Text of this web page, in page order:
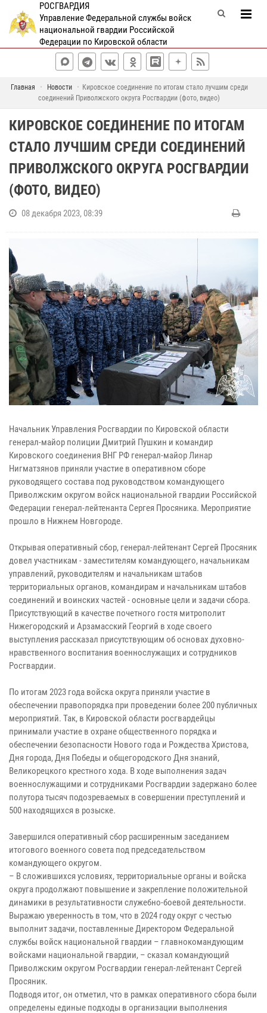
РОСГВАРДИЯ
Управление Федеральной службы войск
национальной гвардии Российской
Федерации по Кировской области
Главная Новости
Кировское соединение по итогам стало лучшим среди
соединений Приволжского округа Росгвардии (фото, видео)
КИРОВСКОЕ СОЕДИНЕНИЕ ПО ИТОГАМ
СТАЛО ЛУЧШИМ СРЕДИ СОЕДИНЕНИЙ
ПРИВОЛЖСКОГО ОКРУГА РОСГВАРДИИ
(ФОТО, ВИДЕО)
08 декабря 2023, 08:39
Начальник Управления Росгвардии по Кировской области
генерал-майор полиции Дмитрий Пушкин и командир
Кировского соединения ВНГ РФ генерал-майор Линар
Нигматзянов приняли участие в оперативном сборе
руководящего состава под руководством командующего
Приволжским округом войск национальной гвардии Российской
Федерации генерал-лейтенанта Сергея Просяника. Мероприятие
прошло в Нижнем Новгороде.
Открывая оперативный сбор, генерал-лейтенант Сергей Просяник
довел участникам - заместителям командующего, начальникам
управлений, руководителям и начальникам штабов
территориальных органов, командирам и начальникам штабов
соединений и воинских частей - основные цели и задачи сбора.
Присутствующий в качестве почетного гостя митрополит
Нижегородский и Арзамасский Георгий в ходе своего
выступления рассказал присутствующим об основах духовно-
нравственного воспитания военнослужащих и сотрудников
Росгвардии.
По итогам 2023 года войска округа приняли участие в
обеспечении правопорядка при проведении более 200 публичных
мероприятий. Так, в Кировской области росгвардейцы
принимали участие в охране общественного порядка и
обеспечении безопасности Нового года и Рождества Христова,
Дня города, Дня Победы и общегородского Дня знаний,
Великорецкого крестного хода. В ходе выполнения задач
военнослужащими и сотрудниками Росгвардии задержано более
полутора тысяч подозреваемых в совершении преступлений и
500 находящихся в розыске.
Завершился оперативный сбор расширенным заседанием
итогового военного совета под председательством
командующего округом.
– В сложившихся условиях, территориальные органы и войска
округа продолжают повышение и закрепление положительной
динамики в результативности служебно-боевой деятельности.
Выражаю уверенность в том, что в 2024 году округ с честью
выполнит задачи, поставленные Директором Федеральной
службы войск национальной гвардии – главнокомандующим
войсками национальной гвардии, – сказал командующий
Приволжским округом Росгвардии генерал-лейтенант Сергей
Просяник.
Подводя итог, он отметил, что в рамках оперативного сбора были
определены единые подходы в организации выполнения